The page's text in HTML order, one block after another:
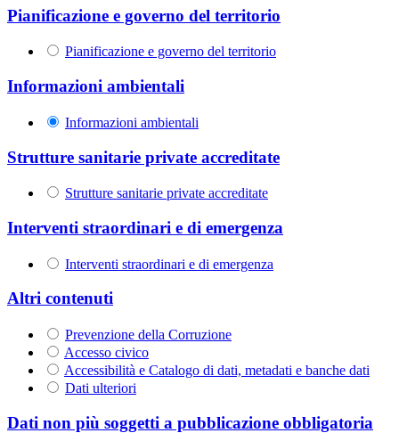
Pianificazione e governo del territorio
Pianificazione e governo del territorio
Informazioni ambientali
Informazioni ambientali
Strutture sanitarie private accreditate
Strutture sanitarie private accreditate
Interventi straordinari e di emergenza
Interventi straordinari e di emergenza
Altri contenuti
Prevenzione della Corruzione
Accesso civico
Accessibilità e Catalogo di dati, metadati e banche dati
Dati ulteriori
Dati non più soggetti a pubblicazione obbligatoria